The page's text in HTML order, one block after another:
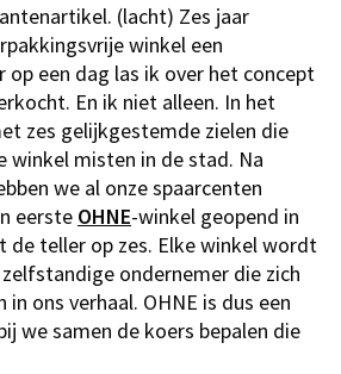
(lacht) Zes jaar
winkel een
op een dag las ik over het concept
En ik niet alleen. In het
zes gelijkgestemde zielen die
winkel misten in de stad. Na
we al onze spaarcenten
eerste OHNE-winkel geopend in
de teller op zes. Elke winkel wordt
ondernemer die zich
in ons verhaal. OHNE is dus een
we samen de koers bepalen die